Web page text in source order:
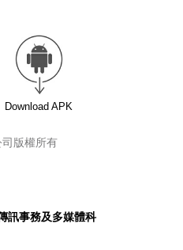
Download APK
版權所有
訊事務及多媒體科